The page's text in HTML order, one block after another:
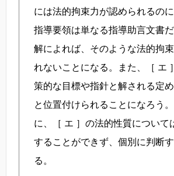
には法的拘束力が認められるの
指導要領は単なる指導助言文書
解によれば、そのような法的拘
れないことになる。また、［ エ
策的な目標や指針と解される定め
と位置付けられることになろう
に、［ エ ］の法的性質について
することができず、個別に判断
る。